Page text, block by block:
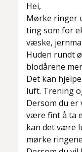
Hei,
Mørke ringer
ting som for
væske,
Huden rundt
blodårene
Det kan
luft. Trening
Dersom du er
være fint å ta
kan det være
mørke